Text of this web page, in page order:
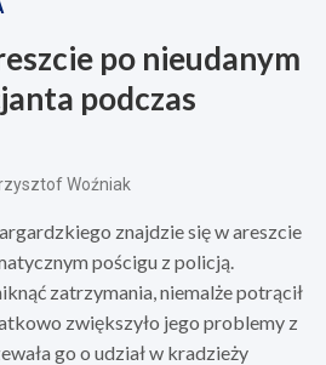
po nieudanym
podczas
Woźniak
znajdzie się w areszcie
pościgu z policją.
zatrzymania, niemalże potrącił
zwiększyło jego problemy z
go o udział w kradzieży